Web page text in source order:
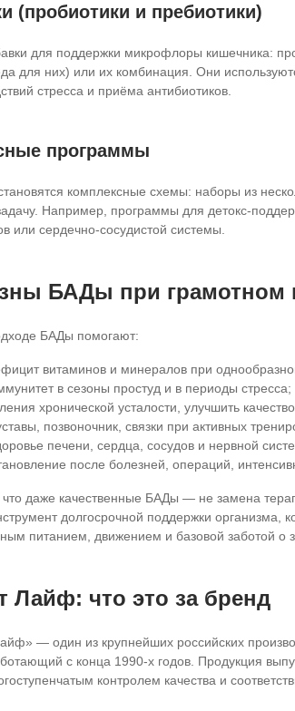
(пробиотики и пребиотики)
для поддержки микрофлоры кишечника:
для них) или их комбинация. Они
стресса и приёма антибиотиков.
программы
комплексные схемы: наборы из
Например, программы для
или сердечно‑сосудистой системы.
БАДы при грамотном
БАДы помогают:
витаминов и минералов при
в сезоны простуд и в периоды стресса;
хронической усталости, улучшить
позвоночник, связки при активных
печени, сердца, сосудов и нервной
после болезней, операций,
даже качественные БАДы — не замена
долгосрочной поддержки организма,
питанием, движением и базовой заботой о
что это за бренд
— один из крупнейших российских
с конца 1990‑х годов. Продукция
контролем качества и